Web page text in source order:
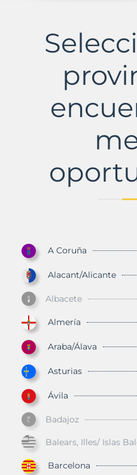
Murbalands
A Coruña
Alacant/Alicante
Albacete
Almería
Araba/Álava
Asturias
Ávila
Badajoz
Balears, Illes/ Islas
Barcelona